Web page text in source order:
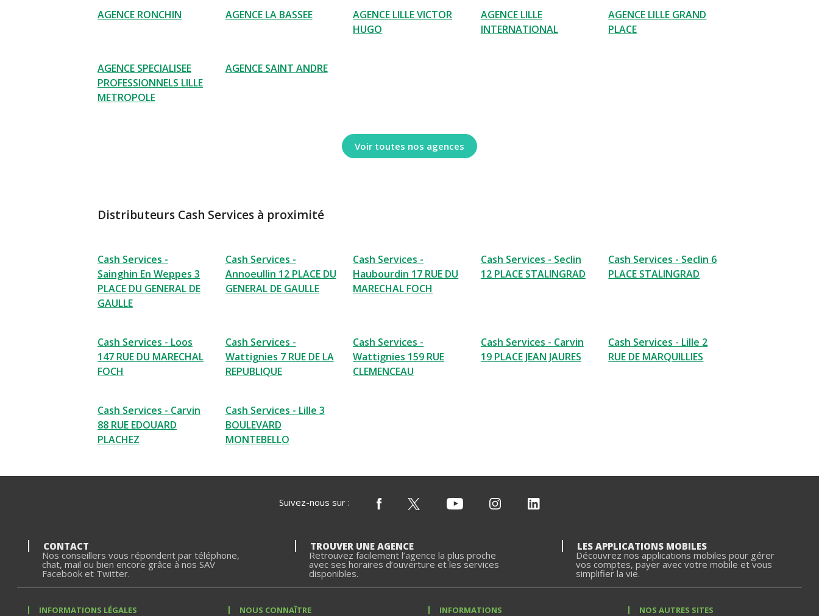
AGENCE RONCHIN AGENCE LA BASSEE
AGENCE LILLE VICTOR
HUGO
AGENCE LILLE
INTERNATIONAL
AGENCE LILLE GRAND
PLACE
AGENCE SPECIALISEE
PROFESSIONNELS LILLE
METROPOLE
AGENCE SAINT ANDRE
Voir toutes nos agences
Distributeurs Cash Services à proximité
Cash Services -
Sainghin En Weppes 3
PLACE DU GENERAL DE
GAULLE
Cash Services -
Annoeullin 12 PLACE DU
GENERAL DE GAULLE
Cash Services -
Haubourdin 17 RUE DU
MARECHAL FOCH
Cash Services - Seclin
12 PLACE STALINGRAD
Cash Services - Seclin 6
PLACE STALINGRAD
Cash Services - Loos
147 RUE DU MARECHAL
FOCH
Cash Services -
Wattignies 7 RUE DE LA
REPUBLIQUE
Cash Services -
Wattignies 159 RUE
CLEMENCEAU
Cash Services - Carvin
19 PLACE JEAN JAURES
Cash Services - Lille 2
RUE DE MARQUILLIES
Cash Services - Carvin
88 RUE EDOUARD
PLACHEZ
Cash Services - Lille 3
BOULEVARD
MONTEBELLO
Suivez-nous sur :
CONTACT
Nos conseillers vous répondent par téléphone,
chat, mail ou bien encore grâce à nos SAV
Facebook et Twitter.
TROUVER UNE AGENCE
Retrouvez facilement l’agence la plus proche
avec ses horaires d’ouverture et les services
disponibles.
LES APPLICATIONS MOBILES
Découvrez nos applications mobiles pour gérer
vos comptes, payer avec votre mobile et vous
simplifier la vie.
INFORMATIONS LÉGALES NOUS CONNAÎTRE INFORMATIONS NOS AUTRES SITES